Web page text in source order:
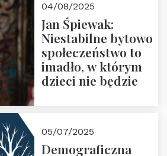
Nawrockiego
04/08/2025
Jan Śpiewak:
Niestabilne bytowo
społeczeństwo to
imadło, w którym
dzieci nie będzie
05/07/2025
Demograficzna